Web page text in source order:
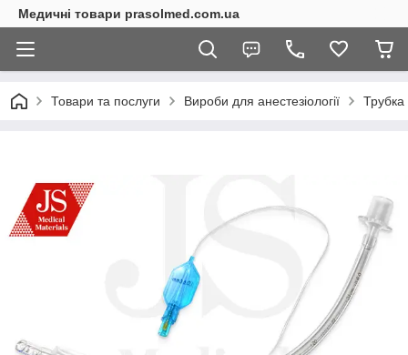
Медичні товари prasolmed.com.ua
Товари та послуги Вироби для анестезіології